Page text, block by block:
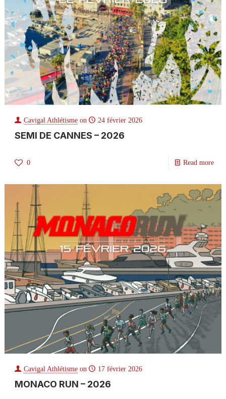
Cavigal Athlétisme on 24 février 2026
SEMI DE CANNES – 2026
0 Read more
Cavigal Athlétisme on 17 février 2026
MONACO RUN – 2026